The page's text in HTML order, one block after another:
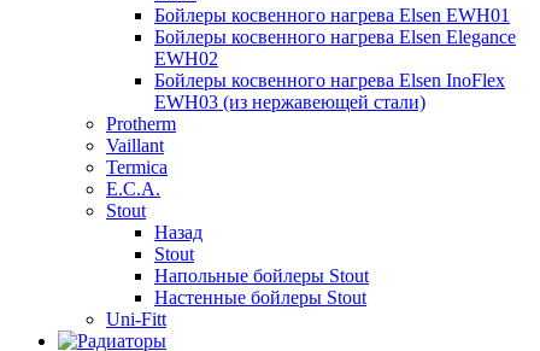
Бойлеры косвенного нагрева Elsen EWH01
Бойлеры косвенного нагрева Elsen Elegance
EWH02
Бойлеры косвенного нагрева Elsen InoFlex
EWH03 (из нержавеющей стали)
Protherm
Vaillant
Termica
E.C.A.
Stout
Назад
Stout
Напольные бойлеры Stout
Настенные бойлеры Stout
Uni-Fitt